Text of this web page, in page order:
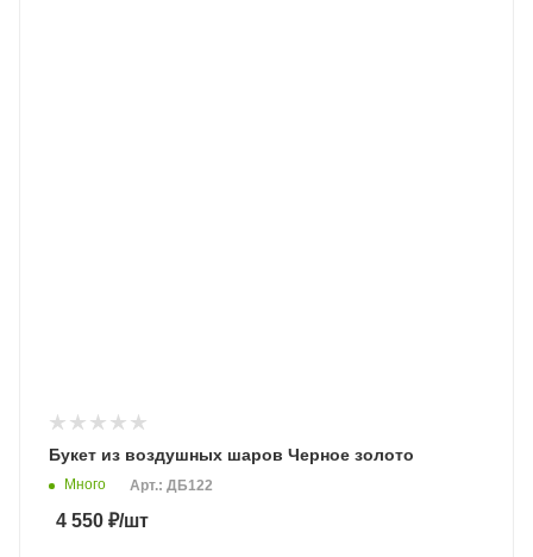
Букет из воздушных шаров Черное золото
Много Арт.: ДБ122
4 550 ₽/шт